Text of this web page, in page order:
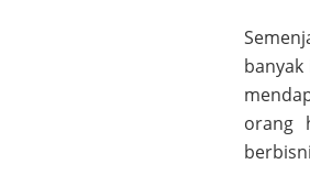
orang